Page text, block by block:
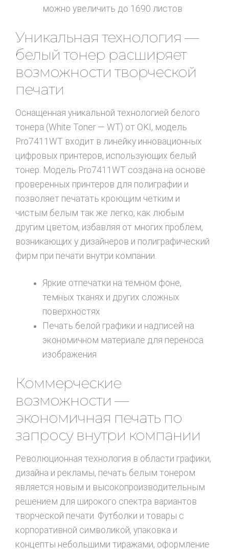
можно увеличить до 1690 листов
Уникальная технология —
белый тонер расширяет
возможности творческой
печати
Оснащенная уникальной технологией белого
тонера (White Toner — WT) от OKI, модель
Pro7411WT входит в линейку инновационных
цифровых принтеров, использующих белый
тонер. Модель Pro7411WT создана на основе
проверенных принтеров для полиграфии и
позволяет печатать кроющим четким и
чистым белым так же легко, как любым
другим цветом, избавляя от многих проблем,
возникающих у дизайнеров и полиграфический
фирм при печати внутри компании.
Яркие отпечатки на темном фоне,
темных тканях и других сложных
поверхностях
Печать белой графики и надписей на
экономичном материале для переноса
изображения
Коммерческие
возможности —
экономичная печать по
запросу внутри компании
Революционная технология в области графики,
дизайна и рекламы, печать белым тонером
является новым и высокопроизводительным
решением для широкого спектра вариантов
творческой печати. Футболки и товары с
корпоративной символикой, упаковка и
концепты небольшими тиражами, оформление